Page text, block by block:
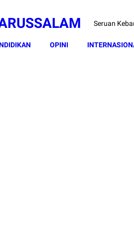
Seruan
OPINI